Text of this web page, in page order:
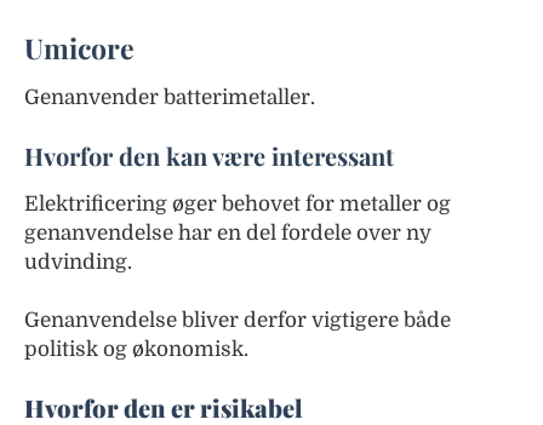
Umicore
Genanvender batterimetaller.
Hvorfor den kan være interessant
Elektrificering øger behovet for metaller og
genanvendelse har en del fordele over ny
udvinding.
Genanvendelse bliver derfor vigtigere både
politisk og økonomisk.
Hvorfor den er risikabel